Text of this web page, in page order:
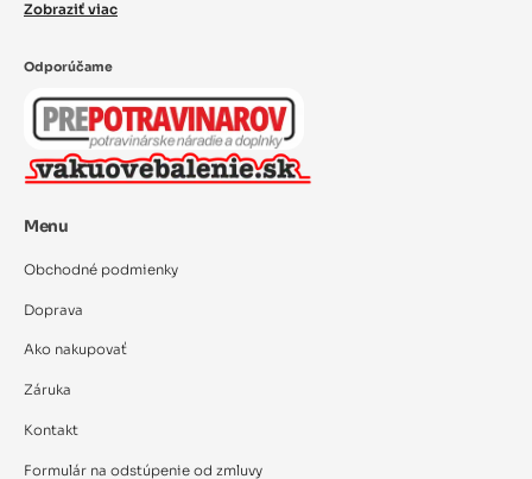
Zobraziť viac
Odporúčame
Menu
Obchodné podmienky
Doprava
Ako nakupovať
Záruka
Kontakt
Formulár na odstúpenie od zmluvy